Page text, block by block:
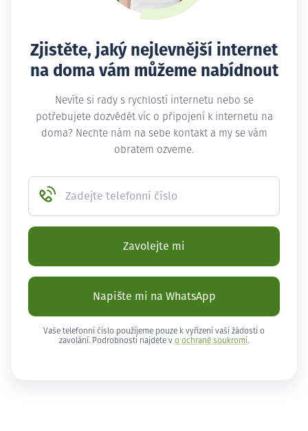
Zjistěte, jaký nejlevnější internet
na doma vám můžeme nabídnout
Nevíte si rady s rychlostí internetu nebo se
potřebujete dozvědět víc o připojení k internetu na
doma? Nechte nám na sebe kontakt a my se vám
obratem ozveme.
Zadejte telefonní číslo
Zavolejte mi
Napište mi na WhatsApp
Vaše telefonní číslo použijeme pouze k vyřízení vaší žádosti o
zavolání. Podrobnosti najdete v o ochraně soukromí .